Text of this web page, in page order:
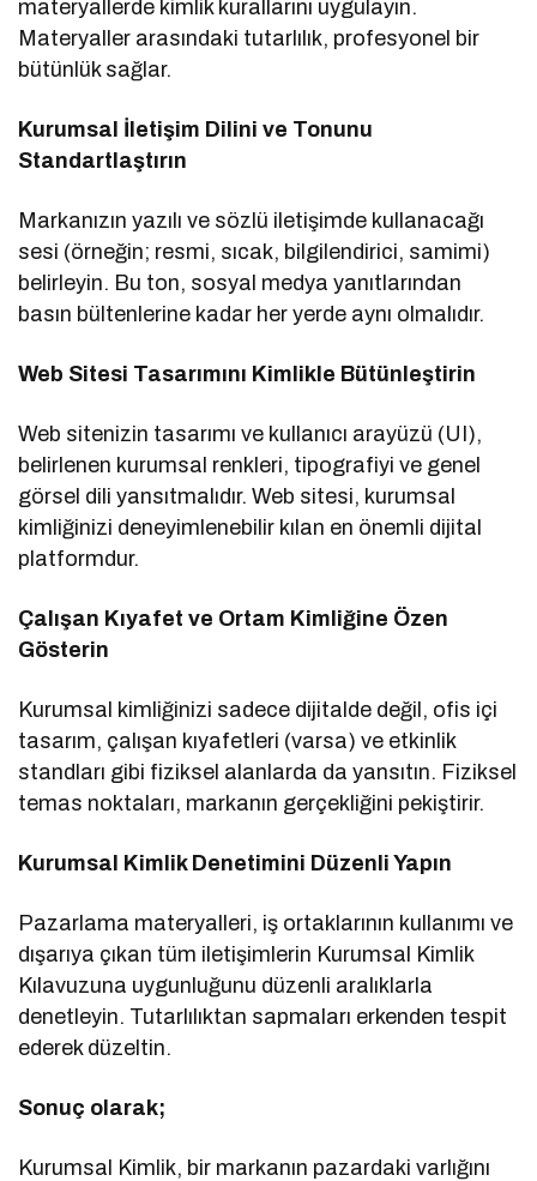
materyallerde kimlik kurallarını uygulayın.
Materyaller arasındaki tutarlılık, profesyonel bir
bütünlük sağlar.
Kurumsal İletişim Dilini ve Tonunu
Standartlaştırın
Markanızın yazılı ve sözlü iletişimde kullanacağı
sesi (örneğin; resmi, sıcak, bilgilendirici, samimi)
belirleyin. Bu ton, sosyal medya yanıtlarından
basın bültenlerine kadar her yerde aynı olmalıdır.
Web Sitesi Tasarımını Kimlikle Bütünleştirin
Web sitenizin tasarımı ve kullanıcı arayüzü (UI),
belirlenen kurumsal renkleri, tipografiyi ve genel
görsel dili yansıtmalıdır. Web sitesi, kurumsal
kimliğinizi deneyimlenebilir kılan en önemli dijital
platformdur.
Çalışan Kıyafet ve Ortam Kimliğine Özen
Gösterin
Kurumsal kimliğinizi sadece dijitalde değil, ofis içi
tasarım, çalışan kıyafetleri (varsa) ve etkinlik
standları gibi fiziksel alanlarda da yansıtın. Fiziksel
temas noktaları, markanın gerçekliğini pekiştirir.
Kurumsal Kimlik Denetimini Düzenli Yapın
Pazarlama materyalleri, iş ortaklarının kullanımı ve
dışarıya çıkan tüm iletişimlerin Kurumsal Kimlik
Kılavuzuna uygunluğunu düzenli aralıklarla
denetleyin. Tutarlılıktan sapmaları erkenden tespit
ederek düzeltin.
Sonuç olarak;
Kurumsal Kimlik, bir markanın pazardaki varlığını